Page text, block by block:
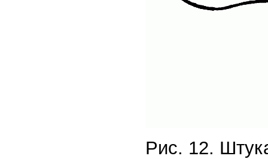
Рис. 12.